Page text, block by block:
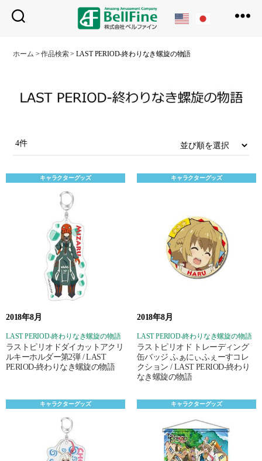
フ
ホーム >作品検索> LAST PERIOD‐終わりなき螺旋の物語
4件
キャラクターグッズ
2018年8月
LAST PERIOD‐終わりなき螺旋の物語
ラストピリオドダイカットアクリ
ルキーホルダー第2弾 / LAST
PERIOD‐終わりなき螺旋の物語
キャラクターグッズ
2018年8月
LAST PERIOD‐終わりなき螺旋の物語
ラストピリオド トレーディング
缶バッジ ふぁにぃふぇーすコレ
クション / LAST PERIOD‐終わり
なき螺旋の物語
キャラクターグッズ キャラクターグッズ